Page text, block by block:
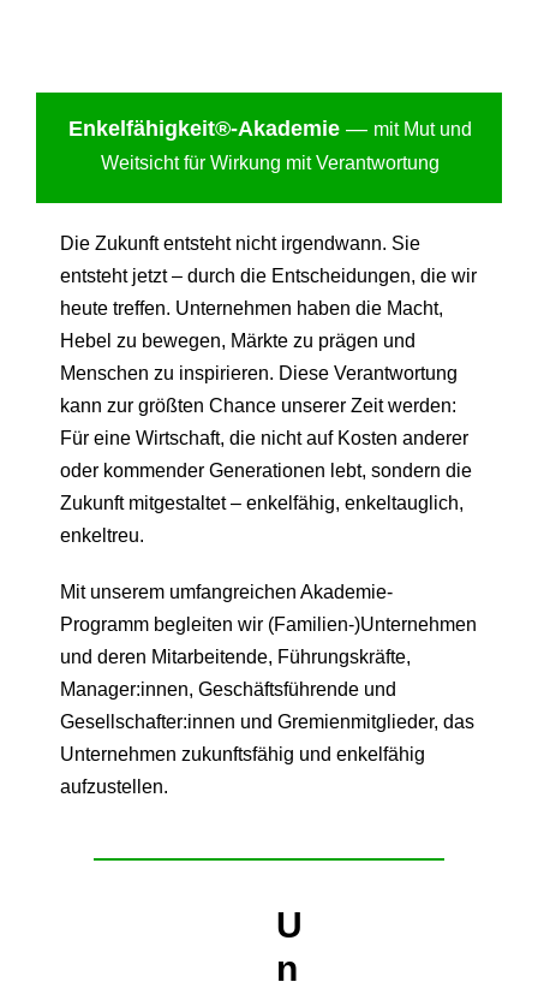
Enkelfähigkeit®-Akademie — mit Mut und
Weitsicht für Wirkung mit Verantwortung
Die Zukunft entsteht nicht irgendwann. Sie
entsteht jetzt – durch die Entscheidungen, die wir
heute treffen. Unternehmen haben die Macht,
Hebel zu bewegen, Märkte zu prägen und
Menschen zu inspirieren. Diese Verantwortung
kann zur größten Chance unserer Zeit werden:
Für eine Wirtschaft, die nicht auf Kosten anderer
oder kommender Generationen lebt, sondern die
Zukunft mitgestaltet – enkelfähig, enkeltauglich,
enkeltreu.
Mit unserem umfangreichen Akademie-
Programm begleiten wir (Familien-)Unternehmen
und deren Mitarbeitende, Führungskräfte,
Manager:innen, Geschäftsführende und
Gesellschafter:innen und Gremienmitglieder, das
Unternehmen zukunftsfähig und enkelfähig
aufzustellen.
U
n